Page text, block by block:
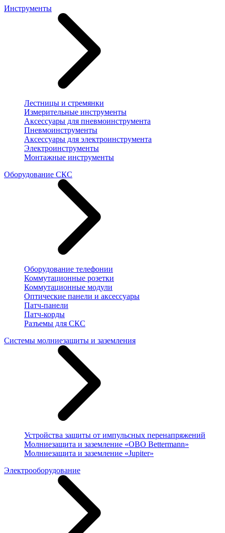
Инструменты
Лестницы и стремянки
Измерительные инструменты
Аксессуары для пневмоинструмента
Пневмоинструменты
Аксессуары для электроинструмента
Электроинструменты
Монтажные инструменты
Оборудование СКС
Оборудование телефонии
Коммутационные розетки
Коммутационные модули
Оптические панели и аксессуары
Патч-панели
Патч-корды
Разъемы для СКС
Системы молниезащиты и заземления
Устройства защиты от импульсных перенапряжений
Молниезащита и заземление «OBO Bettermann»
Молниезащита и заземление «Jupiter»
Электрооборудование